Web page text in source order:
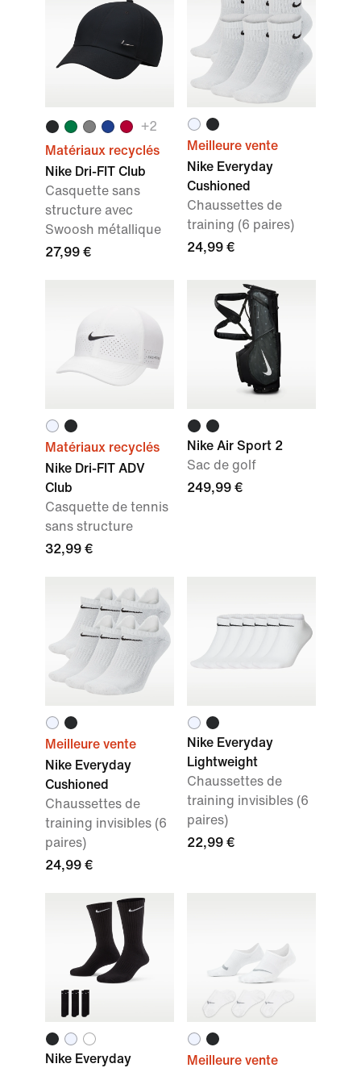
+2
Matériaux recyclés
Nike Dri-FIT Club
Casquette sans
structure avec
Swoosh métallique
27,99 €
Meilleure vente
Nike Everyday
Cushioned
Chaussettes de
training (6 paires)
24,99 €
Matériaux recyclés
Nike Dri-FIT ADV
Club
Casquette de tennis
sans structure
32,99 €
Nike Air Sport 2
Sac de golf
249,99 €
Meilleure vente
Nike Everyday
Cushioned
Chaussettes de
training invisibles (6
paires)
24,99 €
Nike Everyday
Lightweight
Chaussettes de
training invisibles (6
paires)
22,99 €
Nike Everyday
Meilleure vente